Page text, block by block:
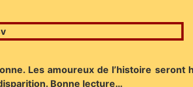
Les amoureux de l’histoire
Bonne lecture…